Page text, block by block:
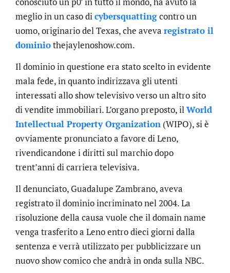
meglio in un caso dicybersquattingcontro un
uomo, originario del Texas, che aveva registrato il
dominiothejaylenoshow.com.
Il dominio in questione era stato scelto in evidente
mala fede, in quanto indirizzava gli utenti
interessati allo show televisivo verso un altro sito
di vendite immobiliari. L’organo preposto, ilWorld
Intellectual Property Organization (WIPO), si è
ovviamente pronunciato a favore di Leno,
rivendicandone i diritti sul marchio dopo
trent’anni di carriera televisiva.
Il denunciato, Guadalupe Zambrano, aveva
registrato il dominio incriminato nel 2004. La
risoluzione della causa vuole che il domain name
venga trasferito a Leno entro dieci giorni dalla
sentenza e verrà utilizzato per pubblicizzare un
nuovo show comico che andrà in onda sulla NBC.